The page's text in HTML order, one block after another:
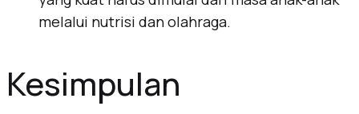
melalui nutrisi dan olahraga.
Kesimpulan